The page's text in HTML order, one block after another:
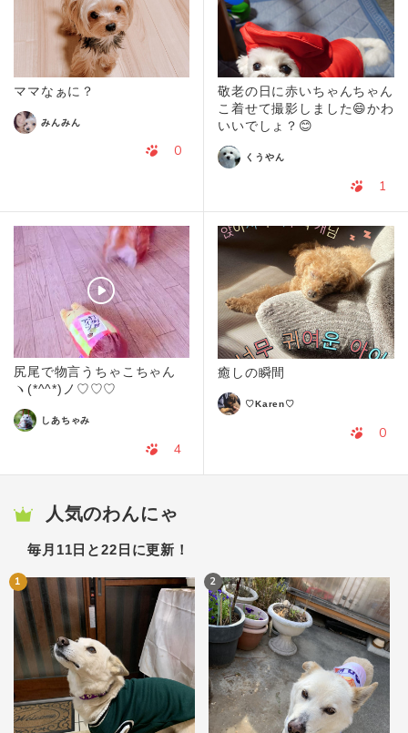
ママなぁに？
みんみん
0
敬老の日に赤いちゃんちゃん
こ着せて撮影しました😄かわ
いいでしょ？😊
くうやん
1
尻尾で物言うちゃこちゃん
ヽ(*^^*)ノ♡♡♡
しあちゃみ
4
癒しの瞬間
♡Karen♡
0
人気のわんにゃ
毎月11日と22日に更新！
1 2